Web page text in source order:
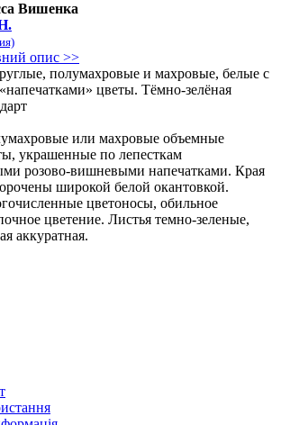
Вишенка
опис >>
полумахровые и махровые, белые с
цветы. Тёмно-зелёная
или махровые объемные
украшенные по лепесткам
розово-вишневыми напечатками. Края
широкой белой окантовкой.
цветоносы, обильное
цветение. Листья темно-зеленые,
аккуратная.